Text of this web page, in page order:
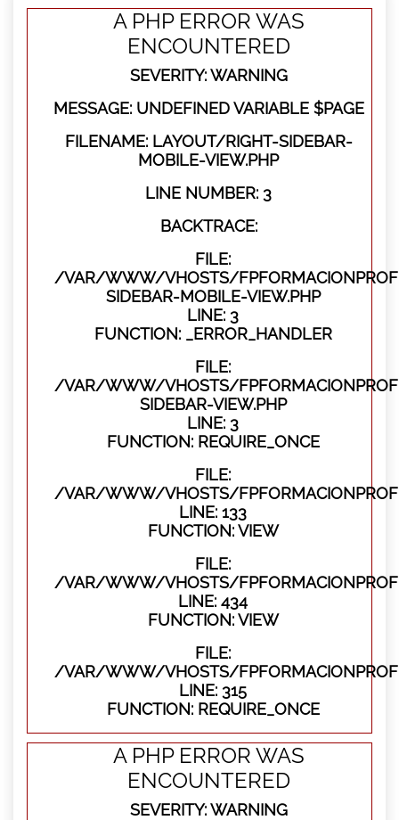
A PHP ERROR WAS
ENCOUNTERED
SEVERITY: WARNING
MESSAGE: UNDEFINED VARIABLE $PAGE
FILENAME: LAYOUT/RIGHT-SIDEBAR-
MOBILE-VIEW.PHP
LINE NUMBER: 3
BACKTRACE:
FILE:
/VAR/WWW/VHOSTS/
SIDEBAR-MOBILE-VIEW.PHP
LINE: 3
FUNCTION: _ERROR_HANDLER
FILE:
/VAR/WWW/VHOSTS/
SIDEBAR-VIEW.PHP
LINE: 3
FUNCTION: REQUIRE_ONCE
FILE:
/VAR/WWW/VHOSTS/
LINE: 133
FUNCTION: VIEW
FILE:
/VAR/WWW/VHOSTS/
LINE: 434
FUNCTION: VIEW
FILE:
/VAR/WWW/VHOSTS/
LINE: 315
FUNCTION: REQUIRE_ONCE
A PHP ERROR WAS
ENCOUNTERED
SEVERITY: WARNING